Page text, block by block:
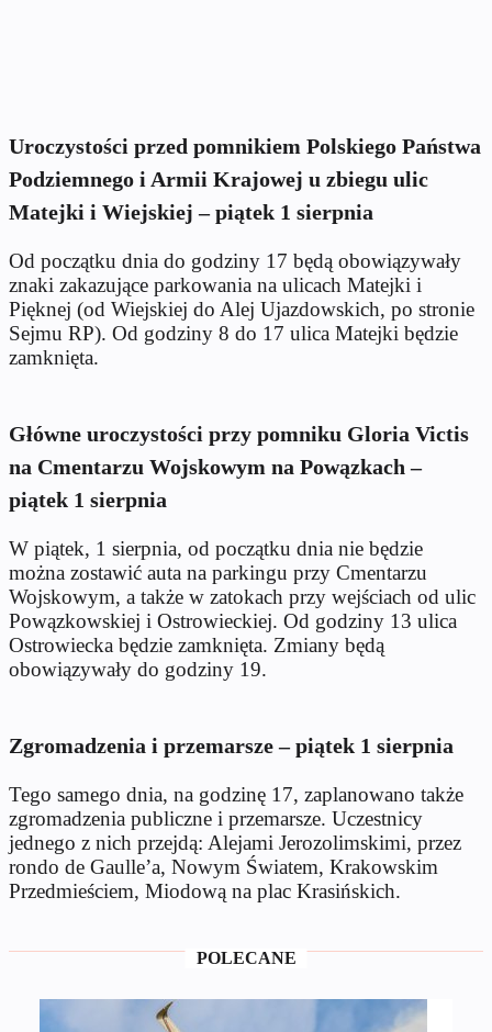
Uroczystości przed pomnikiem Polskiego Państwa
Podziemnego i Armii Krajowej u zbiegu ulic
Matejki i Wiejskiej – piątek 1 sierpnia
Od początku dnia do godziny 17 będą obowiązywały
znaki zakazujące parkowania na ulicach Matejki i
Pięknej (od Wiejskiej do Alej Ujazdowskich, po stronie
Sejmu RP). Od godziny 8 do 17 ulica Matejki będzie
zamknięta.
Główne uroczystości przy pomniku Gloria Victis
na Cmentarzu Wojskowym na Powązkach –
piątek 1 sierpnia
W piątek, 1 sierpnia, od początku dnia nie będzie
można zostawić auta na parkingu przy Cmentarzu
Wojskowym, a także w zatokach przy wejściach od ulic
Powązkowskiej i Ostrowieckiej. Od godziny 13 ulica
Ostrowiecka będzie zamknięta. Zmiany będą
obowiązywały do godziny 19.
Zgromadzenia i przemarsze – piątek 1 sierpnia
Tego samego dnia, na godzinę 17, zaplanowano także
zgromadzenia publiczne i przemarsze. Uczestnicy
jednego z nich przejdą: Alejami Jerozolimskimi, przez
rondo de Gaulle’a, Nowym Światem, Krakowskim
Przedmieściem, Miodową na plac Krasińskich.
POLECANE